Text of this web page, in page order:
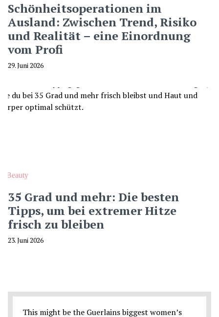
Schönheitsoperationen im
Ausland: Zwischen Trend, Risiko
und Realität – eine Einordnung
vom Profi
29. Juni 2026
Beauty
35 Grad und mehr: Die besten
Tipps, um bei extremer Hitze
frisch zu bleiben
23. Juni 2026
This might be the Guerlains biggest women’s